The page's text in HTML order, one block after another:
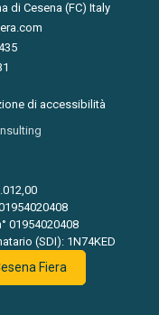
di Cesena (FC) Italy
di accessibilità
01954020408
(SDI): 1N74KED
Fiera